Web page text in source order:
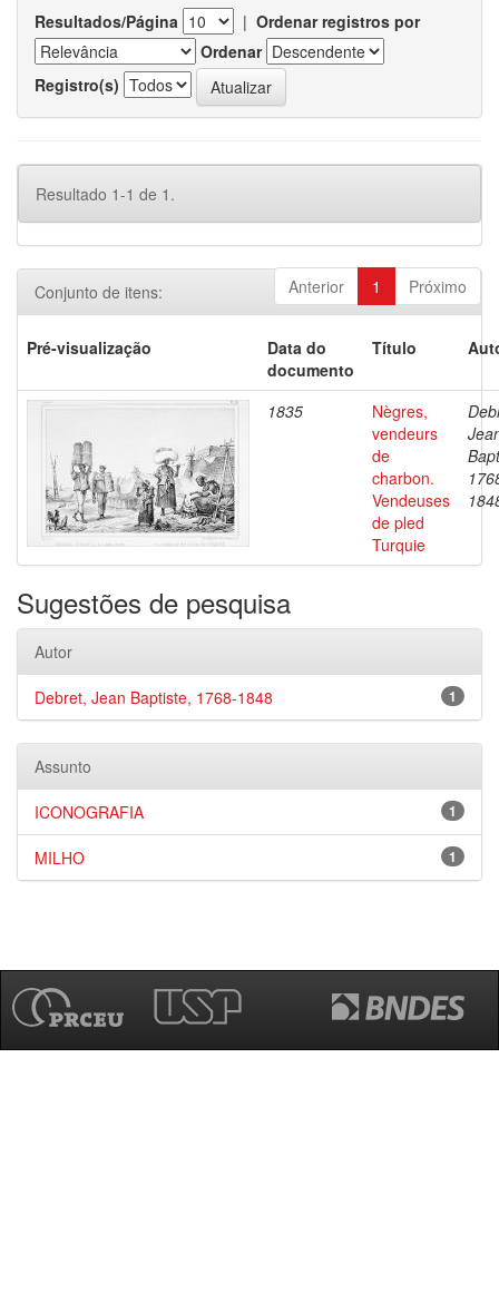
Resultados/Página | Ordenar registros por
Ordenar
Registro(s)
Resultado 1-1 de 1.
Anterior 1 Próximo
Conjunto de itens:
Pré-visualização
Data do
documento
Título
1835
Nègres,
vendeurs
de
charbon.
Vendeuses
de pled
Turquie
Sugestões de pesquisa
Autor
1
Debret, Jean Baptiste, 1768-1848
Assunto
1
ICONOGRAFIA
1
MILHO